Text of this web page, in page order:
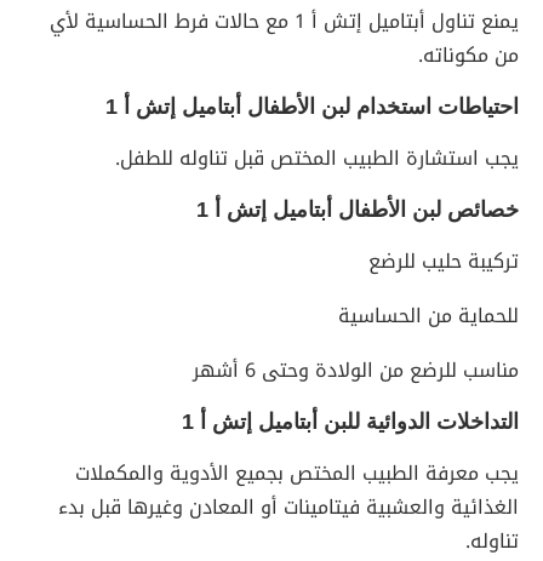
يمنع تناول أبتاميل إتش أ 1 مع حالات فرط الحساسية لأي
من مكوناته.
احتياطات استخدام لبن الأطفال أبتاميل إتش أ 1
يجب استشارة الطبيب المختص قبل تناوله للطفل.
خصائص لبن الأطفال أبتاميل إتش أ 1
تركيبة حليب للرضع
للحماية من الحساسية
مناسب للرضع من الولادة وحتى 6 أشهر
التداخلات الدوائية للبن أبتاميل إتش أ 1
يجب معرفة الطبيب المختص بجميع الأدوية والمكملات
الغذائية والعشبية فيتامينات أو المعادن وغيرها قبل بدء
تناوله.